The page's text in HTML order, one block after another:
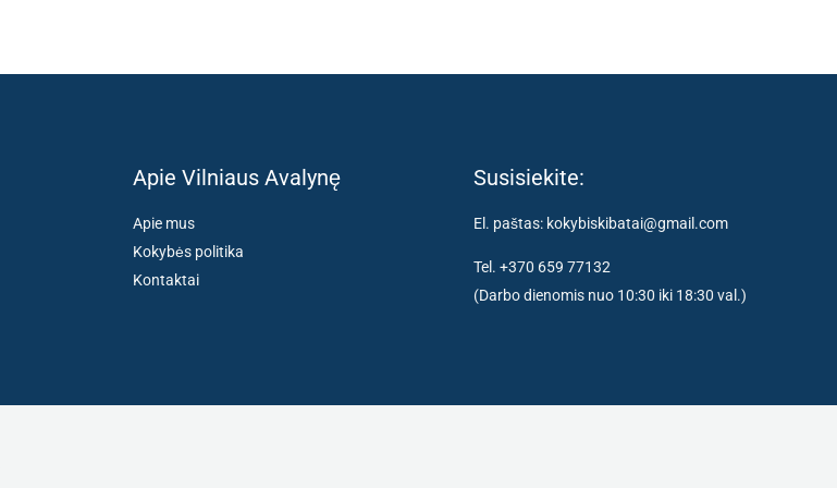
Apie Vilniaus Avalynę
Apie mus
Kokybės politika
Kontaktai
Susisiekite:
El. paštas: kokybiskibatai@gmail.com
Tel. +370 659 77132
(Darbo dienomis nuo 10:30 iki 18:30 val.)